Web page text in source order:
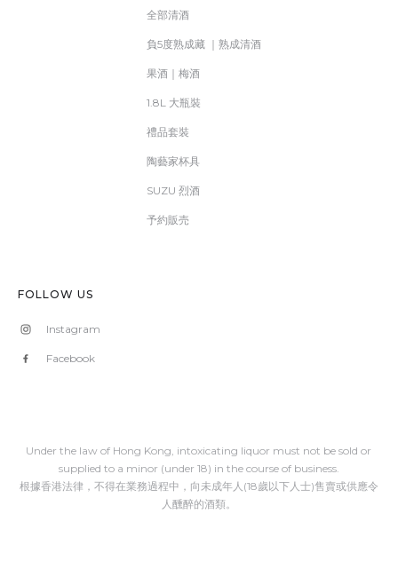
全部清酒
負5度熟成藏 ｜熟成清酒
果酒｜梅酒
1.8L 大瓶裝
禮品套裝
陶藝家杯具
SUZU 烈酒
予約販売
FOLLOW US
Instagram
Facebook
Under the law of Hong Kong, intoxicating liquor must not be sold or
supplied to a minor (under 18) in the course of business.
根據香港法律，不得在業務過程中，向未成年人(18歲以下人士)售賣或供應令
人醺醉的酒類。